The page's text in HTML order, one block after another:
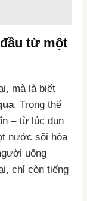
từ một
mà là biết
. Trong thế
– từ lúc đun
nước sôi hòa
uống
chỉ còn tiếng